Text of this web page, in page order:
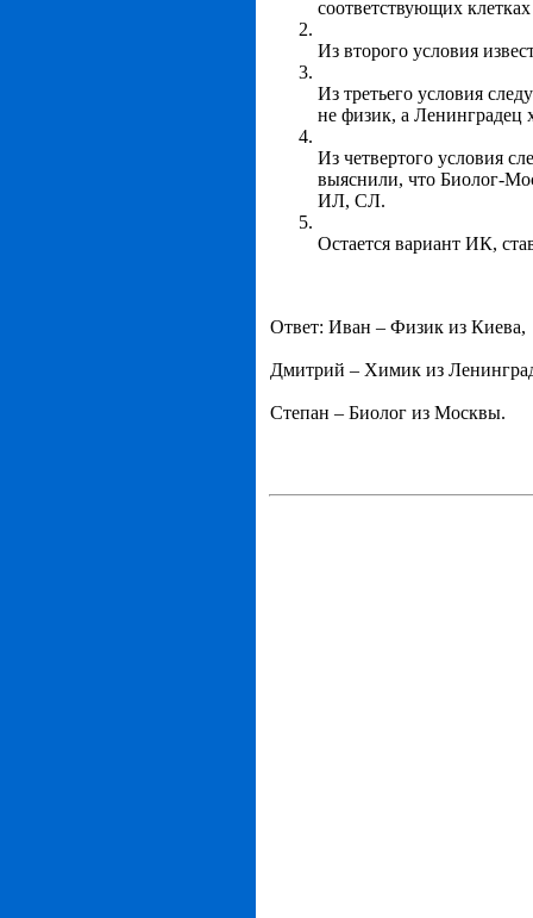
соответствующих
Из второго условия
Из третьего условия
не физик, а
Из четвертого условия
выяснили, что Биолог-
ИЛ, СЛ.
Остается вариант ИК,
Ответ: Иван – Физик из Киева,
Дмитрий – Химик из
Степан – Биолог из Москвы.